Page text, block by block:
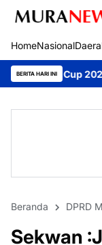
HomeNasional
BERITA HARI INI
Beranda DPRD
Sekwan